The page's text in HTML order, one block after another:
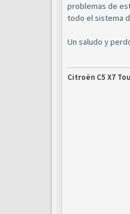
problemas de
todo el sistema
Un saludo y
Citroën C5 X7